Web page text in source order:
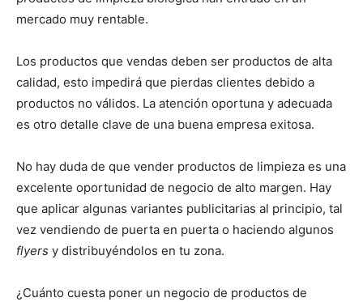
mercado muy rentable.
Los productos que vendas deben ser productos de alta
calidad, esto impedirá que pierdas clientes debido a
productos no válidos. La atención oportuna y adecuada
es otro detalle clave de una buena empresa exitosa.
No hay duda de que vender productos de limpieza es una
excelente oportunidad de negocio de alto margen. Hay
que aplicar algunas variantes publicitarias al principio, tal
vez vendiendo de puerta en puerta o haciendo algunos
flyers y distribuyéndolos en tu zona.
¿Cuánto cuesta poner un negocio de productos de